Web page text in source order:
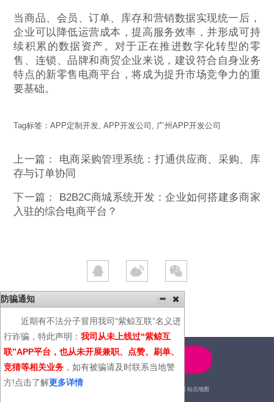
当商品、会员、订单、库存和营销数据实现统一后，
企业可以降低运营成本，提高服务效率，并形成可持
续积累的数据资产。对于正在推进数字化转型的零
售、连锁、品牌和商贸企业来说，建设符合自身业务
特点的新零售电商平台，将成为提升市场竞争力的重
要基础。
Tag标签：APP定制开发 ,APP开发公司 广州APP开发公司
上一篇： 电商采购管理系统：打通供应商、采购、库
存与订单协同
下一篇：
B2B2C商城系统开发：企业如何搭建多商家
入驻的综合电商平台？
4000-600-366
站点地图
防骗通知
近期有不法分子冒用我司“紫鲸互联”名义进
行诈骗，特此声明： 我司从未上线过“紫鲸互
联”APP平台，也从未开展兼职、点赞、刷单、
竞猜等相关业务 ，如有被骗请及时联系当地警
方!点击了解更多详情